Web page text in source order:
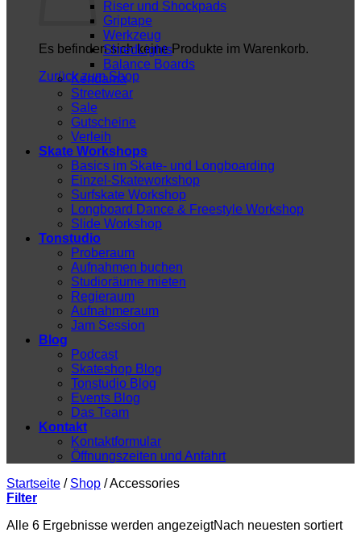
Es befinden sich keine Produkte im Warenkorb.
Zurück zum Shop
Riser und Shockpads
Griptape
Werkzeug
ShredLights
Balance Boards
Kendama
Streetwear
Sale
Gutscheine
Verleih
Skate Workshops
Basics im Skate- und Longboarding
Einzel-Skateworkshop
Surfskate Workshop
Longboard Dance & Freestyle Workshop
Slide Workshop
Tonstudio
Proberaum
Aufnahmen buchen
Studioräume mieten
Regieraum
Aufnahmeraum
Jam Session
Blog
Podcast
Skateshop Blog
Tonstudio Blog
Events Blog
Das Team
Kontakt
Kontaktformular
Öffnungszeiten und Anfahrt
Startseite / Shop /Accessories
Filter
Alle 6 Ergebnisse werden angezeigtNach neuesten sortiert